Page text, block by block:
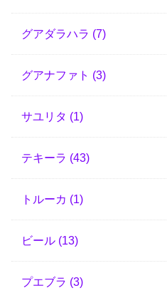
グアダラハラ (7)
グアナファト (3)
サユリタ (1)
テキーラ (43)
トルーカ (1)
ビール (13)
プエブラ (3)